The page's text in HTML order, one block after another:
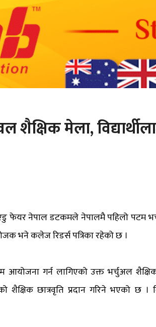
मेला,
फेयर नेपाल डटकमले नेपालमै पहिलो पटम
भने कलेज रिडर्स पत्रिका रहेको छ ।
गर्न लागिएको उक्त भर्चुअल
शैक्षिक छात्रवृति प्रदान गरिने भएको छ ।